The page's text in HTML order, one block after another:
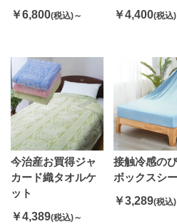
￥6,800(税込)～
￥4,400(税込)
今治産お買得ジャ
カード織タオルケ
ット
￥4,389(税込)～
接触冷感の
ボックスシ
￥3,289(税込)